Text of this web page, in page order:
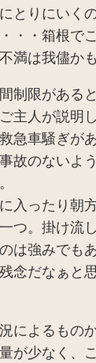
とりにいく
・・箱根で
満は我儘かも
制限があると
主人が説明
急車騒ぎが
故のないよ
入ったり朝
つ。掛け流
は強みでもあ
念だなぁと
によるもの
が少なく、